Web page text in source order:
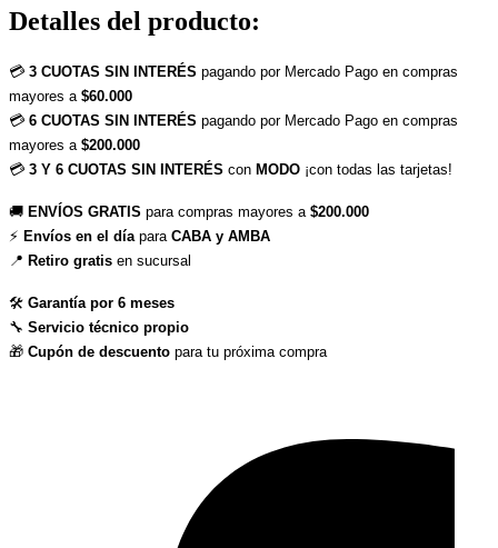
Detalles del producto:
💳 3 CUOTAS SIN INTERÉS pagando por Mercado Pago en compras
mayores a $60.000
💳 6 CUOTAS SIN INTERÉS pagando por Mercado Pago en compras
mayores a $200.000
💳 3 Y 6 CUOTAS SIN INTERÉS con MODO ¡con todas las tarjetas!
🚚 ENVÍOS GRATIS para compras mayores a $200.000
⚡ Envíos en el día para CABA y AMBA
📍 Retiro gratis en sucursal
🛠 Garantía por 6 meses
🔧 Servicio técnico propio
🎁 Cupón de descuento para tu próxima compra